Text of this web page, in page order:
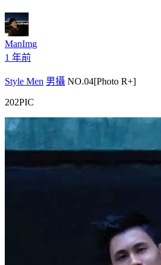
ManImg
1 年前
Style Men 男攝 NO.04[Photo R+]
202PIC